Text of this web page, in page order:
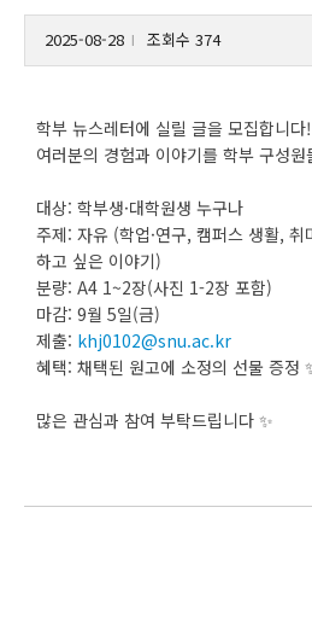
2025-08-28 조회수 374
학부 뉴스레터에 실릴 글을 모집합니다!
여러분의 경험과 이야기를 학부 구성
대상: 학부생·대학원생 누구나
주제: 자유 (학업·연구, 캠퍼스 생활, 취
하고 싶은 이야기)
분량: A4 1~2장(사진 1-2장 포함)
마감: 9월 5일(금)
제출: khj0102@snu.ac.kr
혜택: 채택된 원고에 소정의 선물 증정
많은 관심과 참여 부탁드립니다 ✨